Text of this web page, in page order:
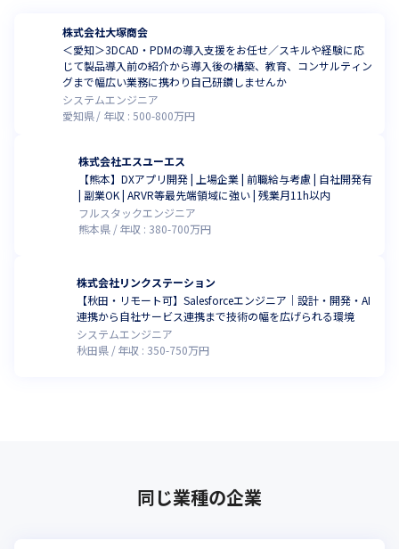
株式会社大塚商会
＜愛知＞3DCAD・PDMの導入支援をお任せ／スキルや経験に応
じて製品導入前の紹介から導入後の構築、教育、コンサルティン
グまで幅広い業務に携わり自己研鑽しませんか
システムエンジニア
愛知県
年収 : 500-800万円
株式会社エスユーエス
【熊本】DXアプリ開発 | 上場企業 | 前職給与考慮 | 自社開発有
| 副業OK | ARVR等最先端領域に強い | 残業月11h以内
フルスタックエンジニア
熊本県
年収 : 380-700万円
株式会社リンクステーション
【秋田・リモート可】Salesforceエンジニア｜設計・開発・AI
連携から自社サービス連携まで技術の幅を広げられる環境
システムエンジニア
秋田県
年収 : 350-750万円
同じ業種の企業